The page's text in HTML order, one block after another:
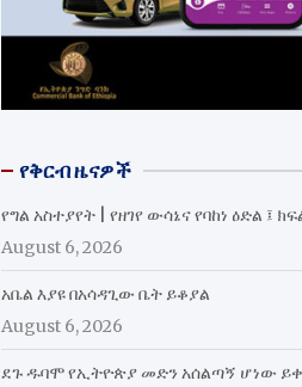
የቅርብ ዜናዎች
የግል አስተያየት | የዘገየ ውሳኔና የባከነ ዕድል ፤
August 6, 2026
አቤል እያዩ በአሳዳጊው ቤት ይቆያል
August 6, 2026
ደጉ ዱባሞ የኢትዮጵያ መድን አሰልጣኝ ሆነው